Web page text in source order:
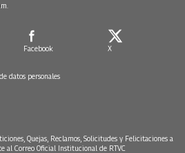
Facebook X
datos personales
Quejas, Reclamos, Solicitudes y Felicitaciones a
Correo Oficial Institucional de RTVC